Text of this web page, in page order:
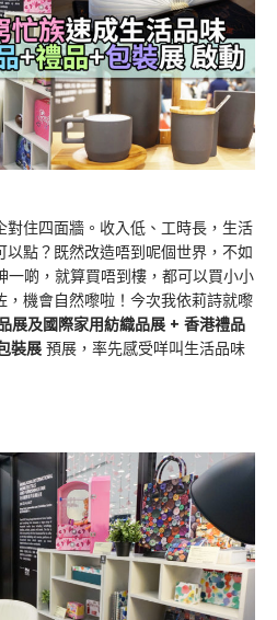
對住四面牆。收入低、工時長，生活
點？既然改造唔到呢個世界，不如
一啲，就算買唔到樓，都可以買小小
，機會自然嚟啦！今次我依莉詩就嚟
展及國際家用紡織品展 + 香港禮品
裝展 預展，率先感受咩叫生活品味